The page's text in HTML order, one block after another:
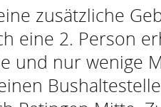
zusätzliche
eine 2. Person
und nur wenige